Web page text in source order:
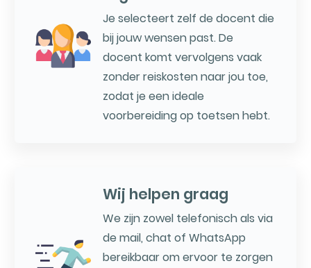
Je selecteert zelf de docent die
bij jouw wensen past. De
docent komt vervolgens vaak
zonder reiskosten naar jou toe,
zodat je een ideale
voorbereiding op toetsen hebt.
Wij helpen graag
We zijn zowel telefonisch als via
de mail, chat of WhatsApp
bereikbaar om ervoor te zorgen